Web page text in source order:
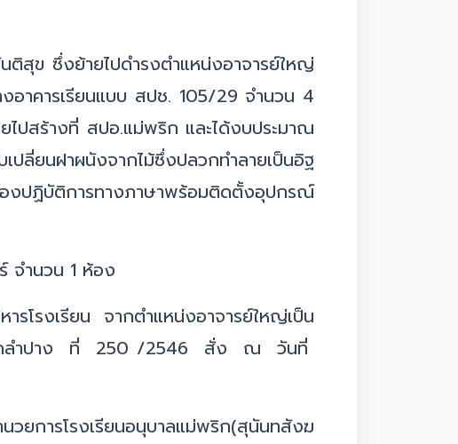
สุข ซึ่งย้ายไปดำรงตำแหน่งอาจารย์ใหญ่
อาคารเรียนแบบ สปช. 105/29 จำนวน 4
ปสร้างที่ สปอ.แม่พริก และได้งบประมาณ
ปลี่ยนฝาผนังจากไม้ซึ่งปลวกทำลายเป็นอิฐ
ปฏิบัติการทางภาษาพร้อมติดตั้งอุปกรณ์
จำนวน 1 ห้อง
โรงเรียน จากตำแหน่งอาจารย์ใหญ่เป็น
หวัดลำปาง ที่ 250 /2546 สั่ง ณ วันที่
วยการโรงเรียนอนุบาลแม่พริก(สุนันทสังฆ